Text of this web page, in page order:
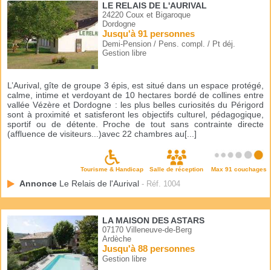
LE RELAIS DE L'AURIVAL
24220 Coux et Bigaroque
Dordogne
Jusqu'à 91 personnes
Demi-Pension / Pens. compl. / Pt déj.
Gestion libre
L’Aurival, gîte de groupe 3 épis, est situé dans un espace protégé,
calme, intime et verdoyant de 10 hectares bordé de collines entre
vallée Vézère et Dordogne : les plus belles curiosités du Périgord
sont à proximité et satisferont les objectifs culturel, pédagogique,
sportif ou de détente. Proche de tout sans contrainte directe
(affluence de visiteurs...)avec 22 chambres au[...]
Tourisme & Handicap Salle de réception Max 91 couchages
Annonce Le Relais de l'Aurival - Réf. 1004
LA MAISON DES ASTARS
07170 Villeneuve-de-Berg
Ardèche
Jusqu'à 88 personnes
Gestion libre